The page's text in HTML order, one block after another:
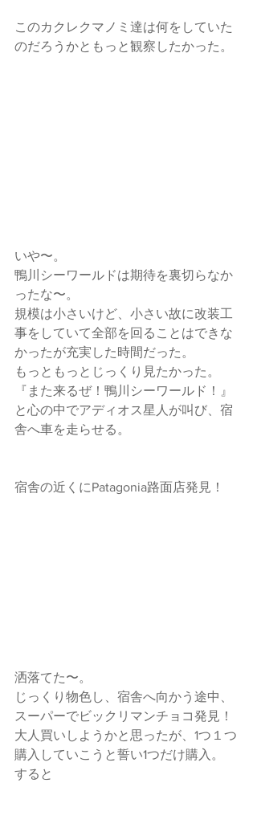
このカクレクマノミ達は何をしていた
のだろうかともっと観察したかった。
いや〜。
鴨川シーワールドは期待を裏切らなか
ったな〜。
規模は小さいけど、小さい故に改装工
事をしていて全部を回ることはできな
かったが充実した時間だった。
もっともっとじっくり見たかった。
『また来るぜ！鴨川シーワールド！』
と心の中でアディオス星人が叫び、宿
舎へ車を走らせる。
宿舎の近くにPatagonia路面店発見！
洒落てた〜。
じっくり物色し、宿舎へ向かう途中、
スーパーでビックリマンチョコ発見！
大人買いしようかと思ったが、1つ１つ
購入していこうと誓い1つだけ購入。
すると